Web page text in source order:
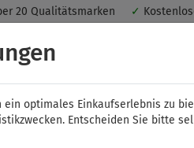
20 Qualitätsmarken ✓
Einkaufserlebnis. Dabei
Cookies ist der
ein optimales Einkaufserlebnis zu
Entscheiden Sie bitte